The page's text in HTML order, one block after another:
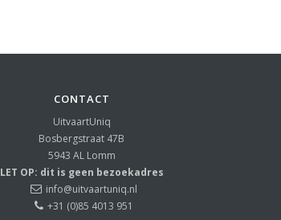
CONTACT
UitvaartUniq
Bosbergstraat 47B
5943 AL Lomm
LET OP: dit is geen bezoekadres
info@uitvaartuniq.nl
+31 (0)85 4013 951